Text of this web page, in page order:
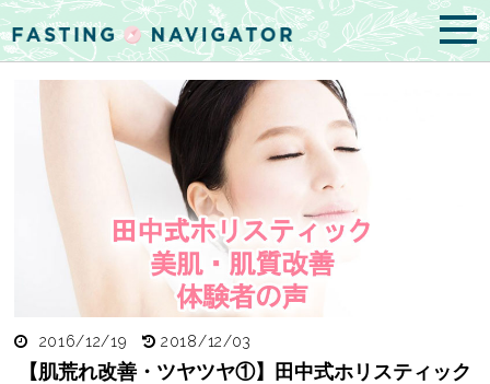
2016/12/19 2018/12/03
【肌荒れ改善・ツヤツヤ①】田中式ホリスティック